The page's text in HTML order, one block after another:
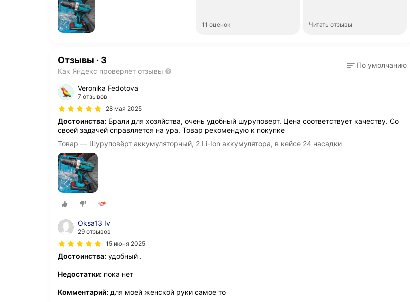
11 оценок Читать отзывы
Отзывы · 3
Как Яндекс проверяет отзывы
По умолчанию
Veronika Fedotova
7 отзывов
28 мая 2025
Достоинства: Брали для хозяйства, очень удобный шуруповерт. Цена соответствует качеству. Со
своей задачей справляется на ура. Товар рекомендую к покупке
Товар — Шуруповёрт аккумуляторный, 2 Li-Ion аккумулятора, в кейсе 24 насадки
Oksa13 Iv
29 отзывов
15 июня 2025
Достоинства: удобный .
Недостатки: пока нет
Комментарий: для моей женской руки самое то